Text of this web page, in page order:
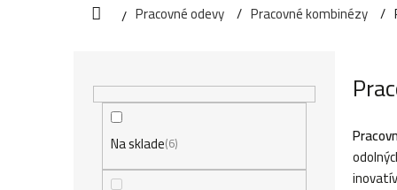
DomovPracovné odevy Pracovné kombinézy
Na sklade 6